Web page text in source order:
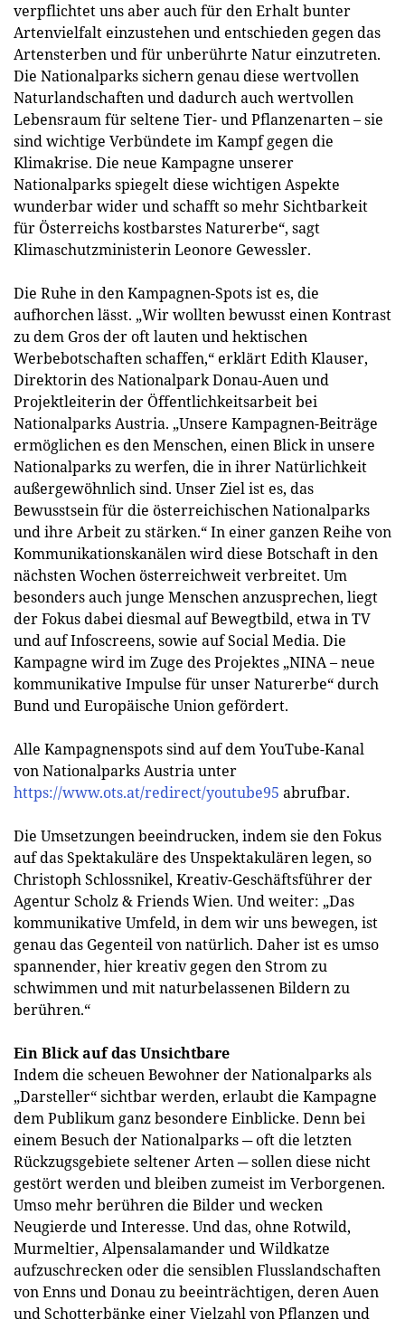
verpflichtet uns aber auch für den Erhalt bunter
Artenvielfalt einzustehen und entschieden gegen das
Artensterben und für unberührte Natur einzutreten.
Die Nationalparks sichern genau diese wertvollen
Naturlandschaften und dadurch auch wertvollen
Lebensraum für seltene Tier- und Pflanzenarten – sie
sind wichtige Verbündete im Kampf gegen die
Klimakrise. Die neue Kampagne unserer
Nationalparks spiegelt diese wichtigen Aspekte
wunderbar wider und schafft so mehr Sichtbarkeit
für Österreichs kostbarstes Naturerbe“, sagt
Klimaschutzministerin Leonore Gewessler.
Die Ruhe in den Kampagnen-Spots ist es, die
aufhorchen lässt. „Wir wollten bewusst einen Kontrast
zu dem Gros der oft lauten und hektischen
Werbebotschaften schaffen,“ erklärt Edith Klauser,
Direktorin des Nationalpark Donau-Auen und
Projektleiterin der Öffentlichkeitsarbeit bei
Nationalparks Austria. „Unsere Kampagnen-Beiträge
ermöglichen es den Menschen, einen Blick in unsere
Nationalparks zu werfen, die in ihrer Natürlichkeit
außergewöhnlich sind. Unser Ziel ist es, das
Bewusstsein für die österreichischen Nationalparks
und ihre Arbeit zu stärken.“ In einer ganzen Reihe von
Kommunikationskanälen wird diese Botschaft in den
nächsten Wochen österreichweit verbreitet. Um
besonders auch junge Menschen anzusprechen, liegt
der Fokus dabei diesmal auf Bewegtbild, etwa in TV
und auf Infoscreens, sowie auf Social Media. Die
Kampagne wird im Zuge des Projektes „NINA – neue
kommunikative Impulse für unser Naturerbe“ durch
Bund und Europäische Union gefördert.
Alle Kampagnenspots sind auf dem YouTube-Kanal
von Nationalparks Austria unter
https://www.ots.at/redirect/youtube95 abrufbar.
Die Umsetzungen beeindrucken, indem sie den Fokus
auf das Spektakuläre des Unspektakulären legen, so
Christoph Schlossnikel, Kreativ-Geschäftsführer der
Agentur Scholz & Friends Wien. Und weiter: „Das
kommunikative Umfeld, in dem wir uns bewegen, ist
genau das Gegenteil von natürlich. Daher ist es umso
spannender, hier kreativ gegen den Strom zu
schwimmen und mit naturbelassenen Bildern zu
berühren.“
Ein Blick auf das Unsichtbare
Indem die scheuen Bewohner der Nationalparks als
„Darsteller“ sichtbar werden, erlaubt die Kampagne
dem Publikum ganz besondere Einblicke. Denn bei
einem Besuch der Nationalparks ─ oft die letzten
Rückzugsgebiete seltener Arten ─ sollen diese nicht
gestört werden und bleiben zumeist im Verborgenen.
Umso mehr berühren die Bilder und wecken
Neugierde und Interesse. Und das, ohne Rotwild,
Murmeltier, Alpensalamander und Wildkatze
aufzuschrecken oder die sensiblen Flusslandschaften
von Enns und Donau zu beeinträchtigen, deren Auen
und Schotterbänke einer Vielzahl von Pflanzen und